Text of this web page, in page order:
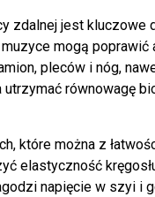
zdalnej jest kluczowe
mogą poprawić
pleców i nóg,
utrzymać równowagę
które można z
elastyczność
napięcie w szyi i